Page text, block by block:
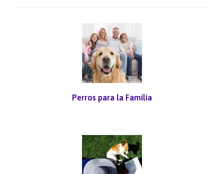
Perros para la Familia